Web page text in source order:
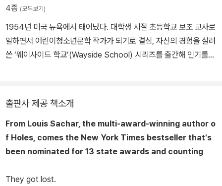
4종 (모두보기)
1954년 미국 뉴욕에서 태어났다. 대학생 시절 초등학교 보조 교사로
일하면서 어린이청소년문학 작가가 되기로 결심, 자신의 경험을 살려
쓴 ‘웨이사이드 학교’(Wayside School) 시리즈를 출간해 인기를
에 『구덩이』로 미국 어린이문학 최고 영예인 뉴베리 상을 받았다. 『못
믿겠다고?』 『수상한 진흙』, ‘마빈 레드포스트’(Marvin Redpost)
시리즈 등 여러 어린이·청소년 책을 썼다.
출판사 제공 책소개
From Louis Sachar, the multi-award-winning author o
f Holes, comes the New York Times bestseller that's
been nominated for 13 state awards and counting
They got lost.